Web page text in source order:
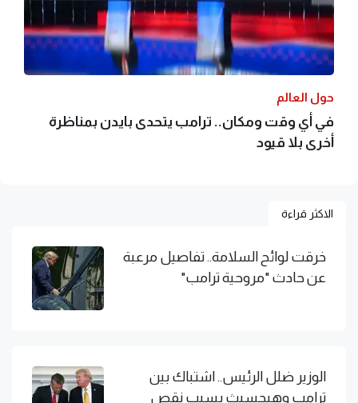
حول العالم
في أي وقت ومكان.. ترامب يتحدى بايدن بمناظرة
أخرى بلا قيود
الاكثر قراءة
خرقت لوائح السلامة.. تفاصيل مرعبة
عن حادث "مروحية ترامب"
الوزير ضلل الرئيس.. اشتباك بين
ترامب وهيجسيث بسبب نقص